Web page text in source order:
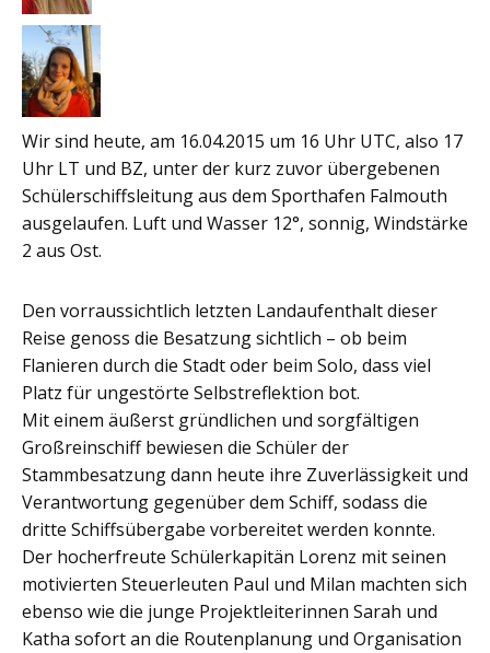
Wir sind heute, am 16.04.2015 um 16 Uhr UTC, also 17
Uhr LT und BZ, unter der kurz zuvor übergebenen
Schülerschiffsleitung aus dem Sporthafen Falmouth
ausgelaufen. Luft und Wasser 12°, sonnig, Windstärke
2 aus Ost.
Den vorraussichtlich letzten Landaufenthalt dieser
Reise genoss die Besatzung sichtlich – ob beim
Flanieren durch die Stadt oder beim Solo, dass viel
Platz für ungestörte Selbstreflektion bot.
Mit einem äußerst gründlichen und sorgfältigen
Großreinschiff bewiesen die Schüler der
Stammbesatzung dann heute ihre Zuverlässigkeit und
Verantwortung gegenüber dem Schiff, sodass die
dritte Schiffsübergabe vorbereitet werden konnte.
Der hocherfreute Schülerkapitän Lorenz mit seinen
motivierten Steuerleuten Paul und Milan machten sich
ebenso wie die junge Projektleiterinnen Sarah und
Katha sofort an die Routenplanung und Organisation